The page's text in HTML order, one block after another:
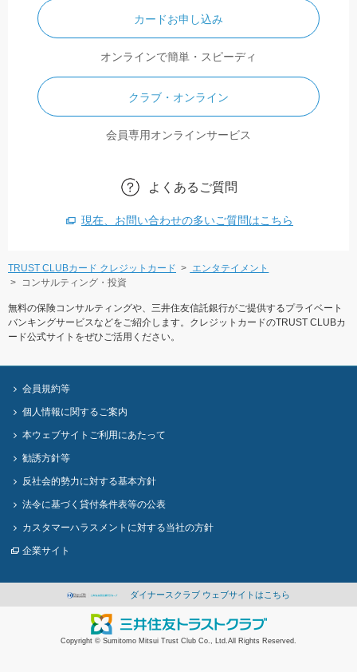
カードお申し込み
オンラインで簡単・スピーディ
クラブ・オンライン
会員専用オンラインサービス
よくあるご質問
現在、お問い合わせの多いご質問はこちら
TRUST CLUBカード クレジットカード
エンタテイメント
コンサルティング・投資
無料の保険コンサルティングや、三井住友信託銀行がご提供するプライベート
バンキングサービスなどをご紹介します。クレジットカードのTRUST CLUBカ
ード公式サイトをぜひご活用ください。
会員規約等
個人情報に関するご案内
本ウェブサイトご利用にあたって
勧誘方針等
反社会的勢力に対する基本方針
法令に基づく貸付条件表等の公表
カスタマーハラスメントに対する当社の方針
企業サイト
ダイナースクラブ ウェブサイトはこちら
Copyright © Sumitomo Mitsui Trust Club Co., Ltd.All Rights Reserved.